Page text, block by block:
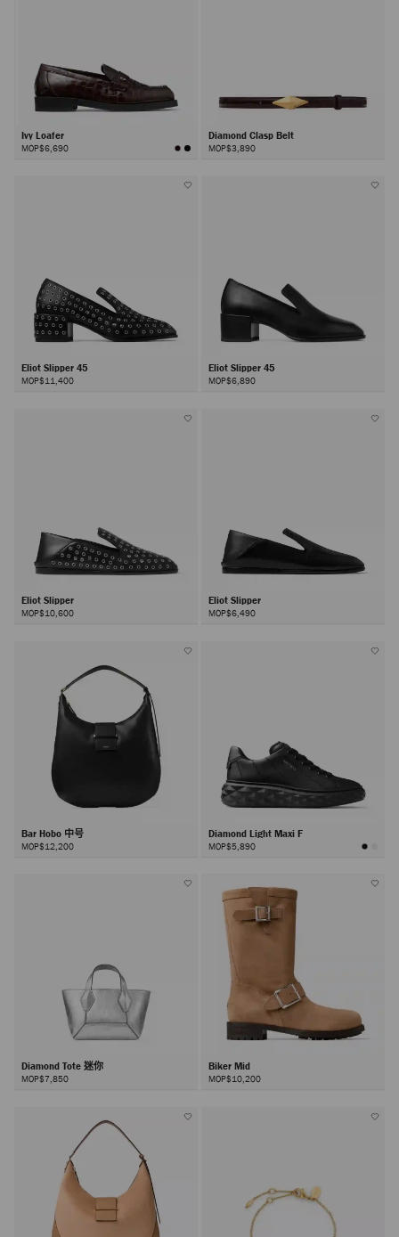
Ivy Loafer
MOP$6,690
Diamond Clasp Belt
MOP$3,890
Eliot Slipper 45
MOP$11,400
Eliot Slipper 45
MOP$6,890
Eliot Slipper
MOP$10,600
Eliot Slipper
MOP$6,490
Bar Hobo 中号
MOP$12,200
Diamond Light Maxi F
MOP$5,890
Diamond Tote 迷你
MOP$7,850
Biker Mid
MOP$10,200